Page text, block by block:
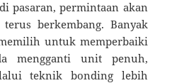
pasaran, permintaan akan
berkembang. Banyak
untuk memperbaiki
mengganti unit penuh,
teknik bonding lebih